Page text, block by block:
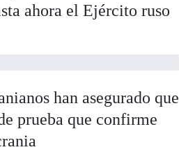
ahora el Ejército ruso
han asegurado que
prueba que confirme